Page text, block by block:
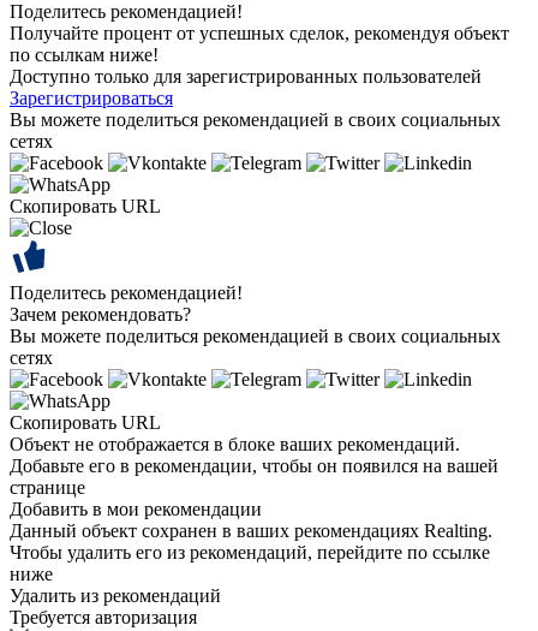
Поделитесь рекомендацией!
Получайте процент от успешных сделок, рекомендуя объект
по ссылкам ниже!
Доступно только для зарегистрированных пользователей
Зарегистрироваться
Вы можете поделиться рекомендацией в своих социальных
сетях
Скопировать URL
Поделитесь рекомендацией!
Зачем рекомендовать?
Вы можете поделиться рекомендацией в своих социальных
сетях
Скопировать URL
Объект не отображается в блоке ваших рекомендаций.
Добавьте его в рекомендации, чтобы он появился на вашей
странице
Добавить в мои рекомендации
Данный объект сохранен в ваших рекомендациях Realting.
Чтобы удалить его из рекомендаций, перейдите по ссылке
ниже
Удалить из рекомендаций
Требуется авторизация